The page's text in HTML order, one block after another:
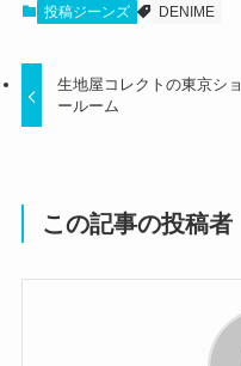
投稿ジーンズ DENIME
生地屋コレクトの東京ショ
ールーム
この記事の投稿者